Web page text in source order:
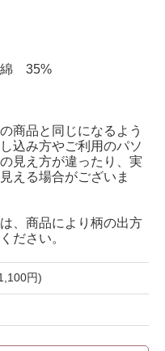
35%
商品と同じになるよう
込み方やご利用のパソ
見え方が違ったり、実
える場合がございま
、商品により柄の出方
ださい。
円)